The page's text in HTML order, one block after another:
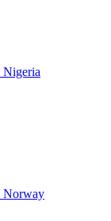
Nigeria
Norway